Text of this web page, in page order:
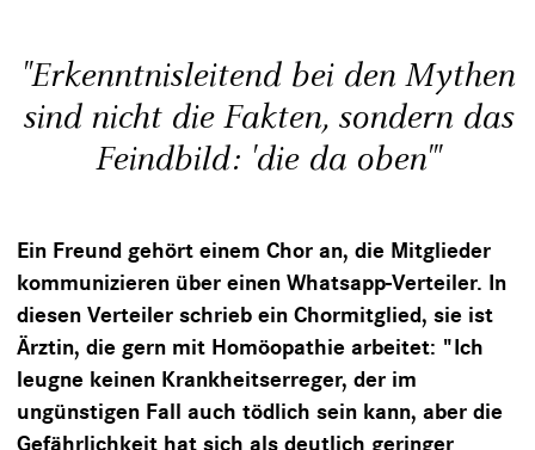
"Erkenntnisleitend bei den Mythen
sind nicht die Fakten, sondern das
Feindbild: 'die da oben'"
Ein Freund gehört einem Chor an, die Mitglieder
kommunizieren über einen Whatsapp-Verteiler. In
diesen Verteiler schrieb ein Chormitglied, sie ist
Ärztin, die gern mit Homöopathie arbeitet: "Ich
leugne keinen Krankheitserreger, der im
ungünstigen Fall auch tödlich sein kann, aber die